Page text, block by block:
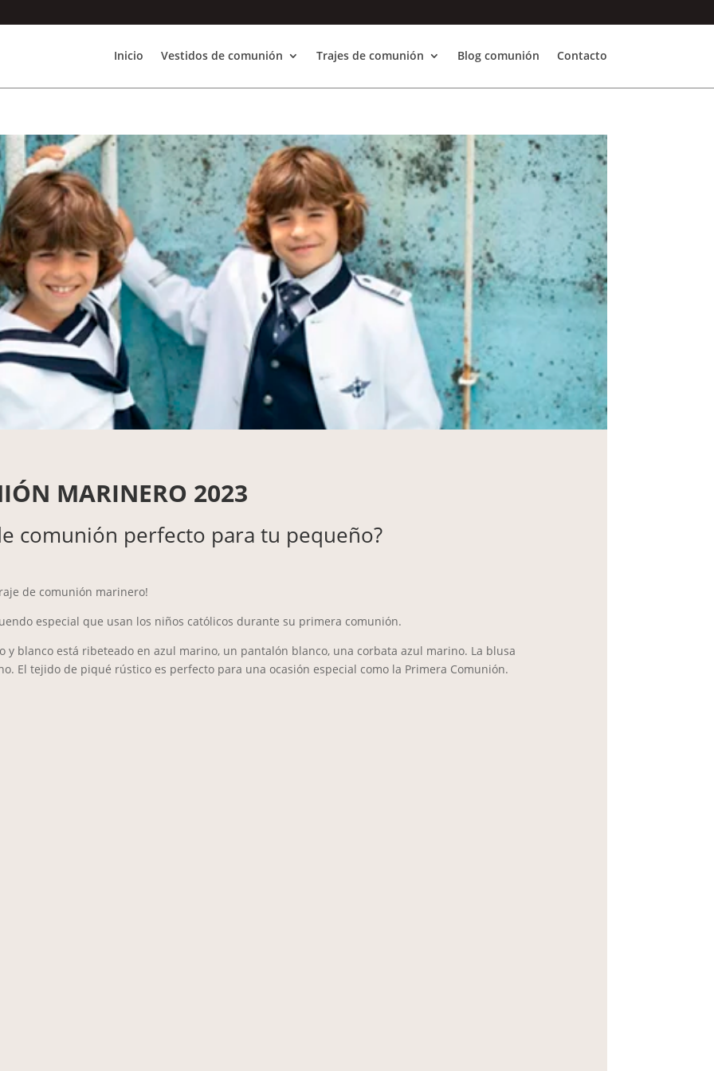
Inicio Vestidos de comunión Trajes de comunión Blog comunión Contacto
MARINERO 2023
comunión perfecto para tu pequeño?
de comunión marinero!
especial que usan los niños católicos durante su primera comunión.
y blanco está ribeteado en azul marino, un pantalón blanco, una corbata azul marino. La blusa
El tejido de piqué rústico es perfecto para una ocasión especial como la Primera Comunión.